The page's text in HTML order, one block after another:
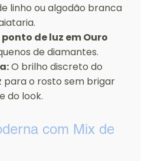
linho ou algodão branca
ponto de luz em Ouro
de diamantes.
O brilho discreto do
para o rosto sem brigar
do look.
com Mix de